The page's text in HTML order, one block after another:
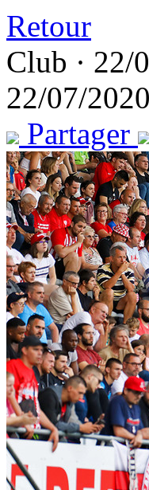
Retour
Club · 22/
22/07/
Partager